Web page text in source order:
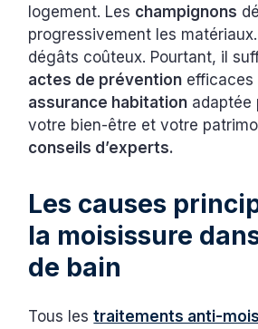
logement. Les champignons
progressivement les
dégâts coûteux. Pourtant, il
actes de prévention efficaces
assurance habitation adaptée
votre bien-être et votre
conseils d’experts.
Les causes
la moisissure
de bain
Tous lestraitements anti-